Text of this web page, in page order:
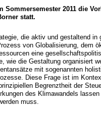
Sommersemester 2011 die
statt.
die aktiv und gestaltend in
von Globalisierung, dem
eine
wie die Gestaltung organisiert
mit sogenannten
Diese Frage ist im
Begrenztheit der
des Klimawandels lassen
muss.